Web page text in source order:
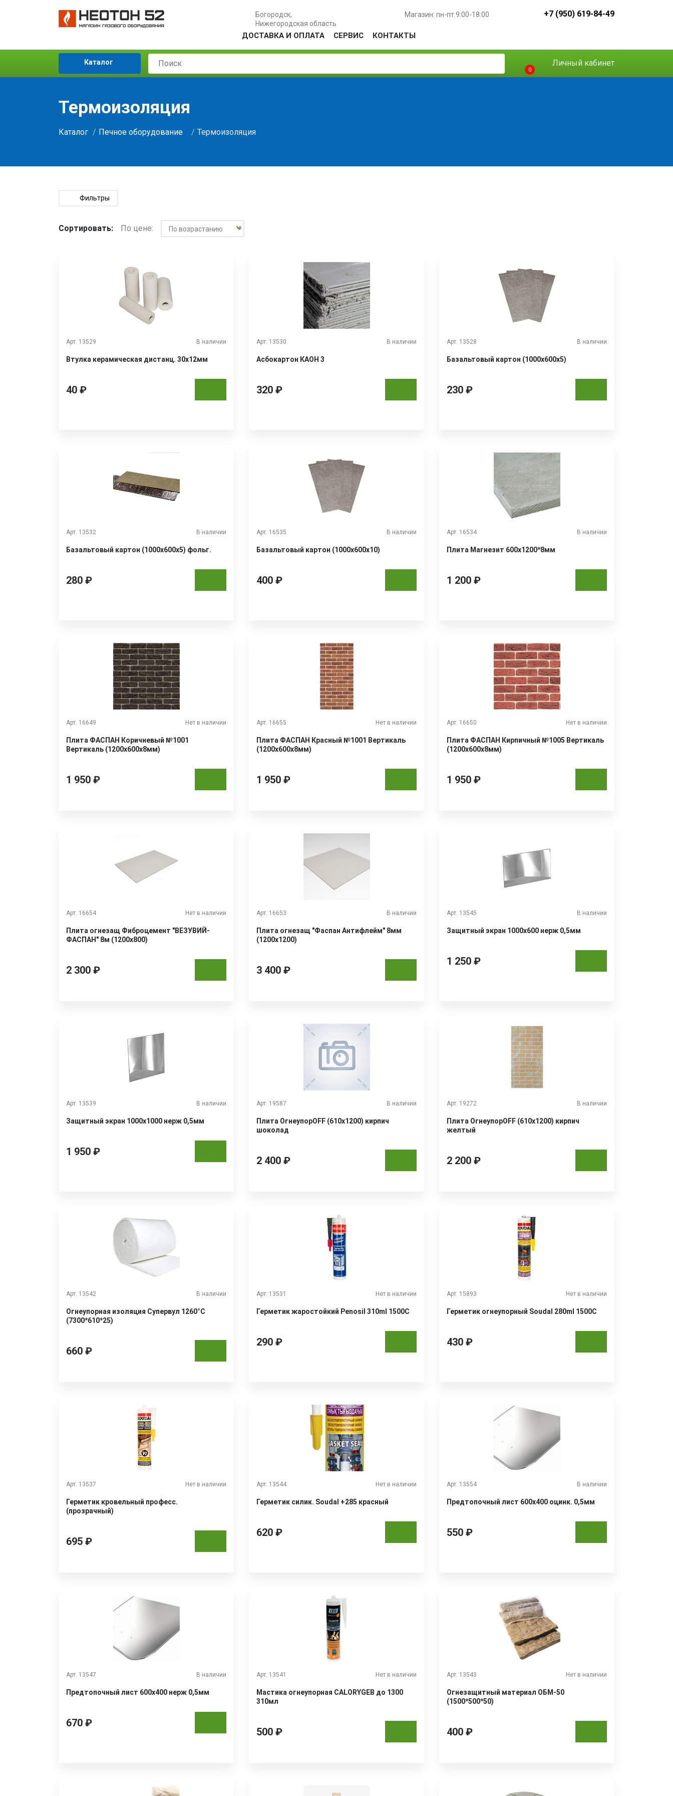
Богородск,
Нижегородская область
Магазин: пн-пт.9:00-18:00 +7 (950) 619-84-49
ДОСТАВКА И ОПЛАТА СЕРВИС КОНТАКТЫ
Каталог
0
Личный кабинет
Термоизоляция
Каталог Печное оборудование Термоизоляция
Фильтры
Сортировать: По цене:
Арт. 13529 В наличии
Втулка керамическая дистанц. 30х12мм
40 ₽
Арт. 13530 В наличии
Асбокартон КАОН 3
320 ₽
Арт. 13528 В наличии
Базальтовый картон (1000x600x5)
230 ₽
Арт. 13532 В наличии
Базальтовый картон (1000x600x5) фольг.
280 ₽
Арт. 16535 В наличии
Базальтовый картон (1000x600x10)
400 ₽
Арт. 16534 В наличии
Плита Магнезит 600х1200*8мм
1 200 ₽
Арт. 16649 Нет в наличии
Плита ФАСПАН Коричневый №1001
Вертикаль (1200х600х8мм)
1 950 ₽
Арт. 16655 Нет в наличии
Плита ФАСПАН Красный №1001 Вертикаль
(1200х600х8мм)
1 950 ₽
Арт. 16650 Нет в наличии
Плита ФАСПАН Кирпичный №1005 Вертикаль
(1200х600х8мм)
1 950 ₽
Арт. 16654 Нет в наличии
Плита огнезащ Фиброцемент "ВЕЗУВИЙ-
ФАСПАН" 8м (1200х800)
2 300 ₽
Арт. 16653 В наличии
Плита огнезащ "Фаспан Антифлейм" 8мм
(1200х1200)
3 400 ₽
Арт. 13545 В наличии
Защитный экран 1000х600 нерж 0,5мм
1 250 ₽
Арт. 13539 В наличии
Защитный экран 1000х1000 нерж 0,5мм
1 950 ₽
Арт. 19587 В наличии
Плита ОгнеупорOFF (610х1200) кирпич
шоколад
2 400 ₽
Арт. 19272 В наличии
Плита ОгнеупорOFF (610х1200) кирпич
желтый
2 200 ₽
Арт. 13542 В наличии
Огнеупорная изоляция Супервул 1260°С
(7300*610*25)
660 ₽
Арт. 13531 Нет в наличии
Герметик жаростойкий Penosil 310ml 1500C
290 ₽
Арт. 15893 Нет в наличии
Герметик огнеупорный Soudal 280ml 1500C
430 ₽
Арт. 13537 Нет в наличии
Герметик кровельный професс.
(прозрачный)
695 ₽
Арт. 13544 Нет в наличии
Герметик силик. Soudal +285 красный
620 ₽
Арт. 13554 В наличии
Предтопочный лист 600х400 оцинк. 0,5мм
550 ₽
Арт. 13547 В наличии
Предтопочный лист 600х400 нерж 0,5мм
670 ₽
Арт. 13541 Нет в наличии
Мастика огнеупорная CALORYGEB до 1300
310мл
500 ₽
Арт. 13543 Нет в наличии
Огнезащитный материал ОБМ-50
(1500*500*50)
400 ₽